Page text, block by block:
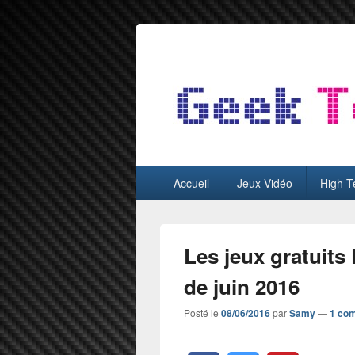
GeekTest
principalAccueil Jeux Vidéo High
Les jeux gratuits
de juin 2016
Posté le 08/06/2016parSamy—1